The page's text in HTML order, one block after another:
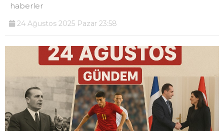
haberler
24 Ağustos 2025 Pazar 23:58